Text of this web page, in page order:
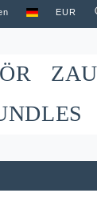
EUR